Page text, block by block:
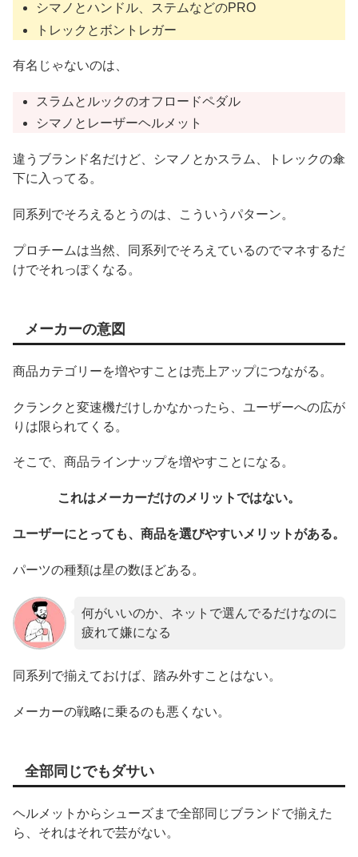
シマノとハンドル、ステムなどのPRO
トレックとボントレガー
有名じゃないのは、
スラムとルックのオフロードペダル
シマノとレーザーヘルメット
違うブランド名だけど、シマノとかスラム、トレックの傘
下に入ってる。
同系列でそろえるとうのは、こういうパターン。
プロチームは当然、同系列でそろえているのでマネするだ
けでそれっぽくなる。
メーカーの意図
商品カテゴリーを増やすことは売上アップにつながる。
クランクと変速機だけしかなかったら、ユーザーへの広が
りは限られてくる。
そこで、商品ラインナップを増やすことになる。
これはメーカーだけのメリットではない。
ユーザーにとっても、商品を選びやすいメリットがある。
パーツの種類は星の数ほどある。
何がいいのか、ネットで選んでるだけなのに
疲れて嫌になる
同系列で揃えておけば、踏み外すことはない。
メーカーの戦略に乗るのも悪くない。
全部同じでもダサい
ヘルメットからシューズまで全部同じブランドで揃えた
ら、それはそれで芸がない。